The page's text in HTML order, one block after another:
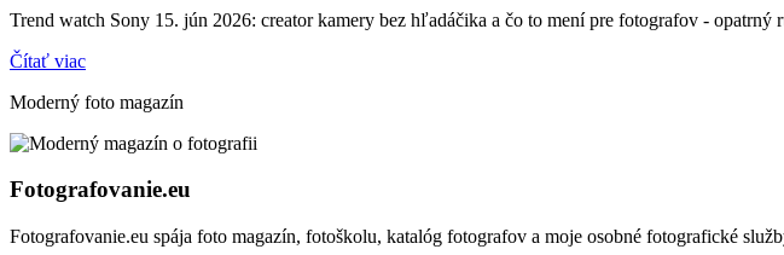
Trend watch Sony 15. jún 2026: creator kamery bez hľadáčika a čo to mení pre fotografov -
Čítať viac
Moderný foto magazín
Fotografovanie.eu
Fotografovanie.eu spája foto magazín, fotoškolu, katalóg fotografov a moje osobné fotografické